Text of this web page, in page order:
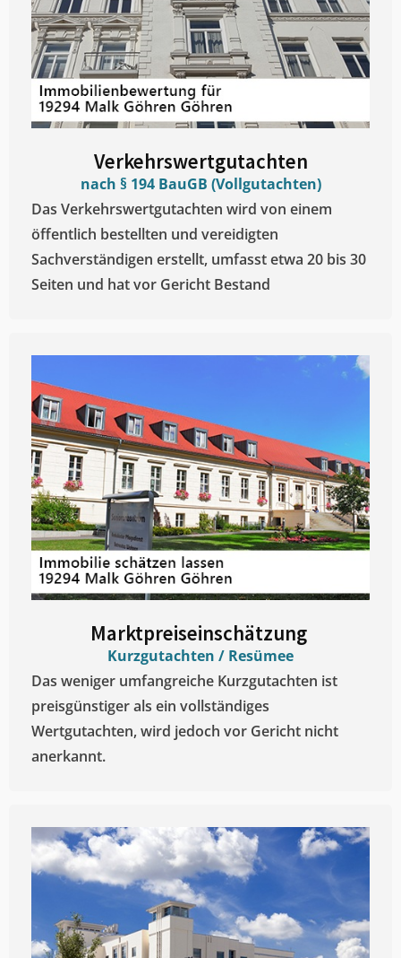
Verkehrswertgutachten
nach § 194 BauGB (Vollgutachten)
Das Verkehrswertgutachten wird von einem
öffentlich bestellten und vereidigten
Sachverständigen erstellt, umfasst etwa 20 bis 30
Seiten und hat vor Gericht Bestand
Marktpreiseinschätzung ​
Kurzgutachten / Resümee
Das weniger umfangreiche Kurzgutachten ist
preisgünstiger als ein vollständiges
Wertgutachten, wird jedoch vor Gericht nicht
anerkannt.